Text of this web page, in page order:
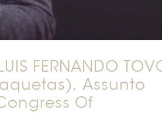
FERNANDO
Assunto
Of